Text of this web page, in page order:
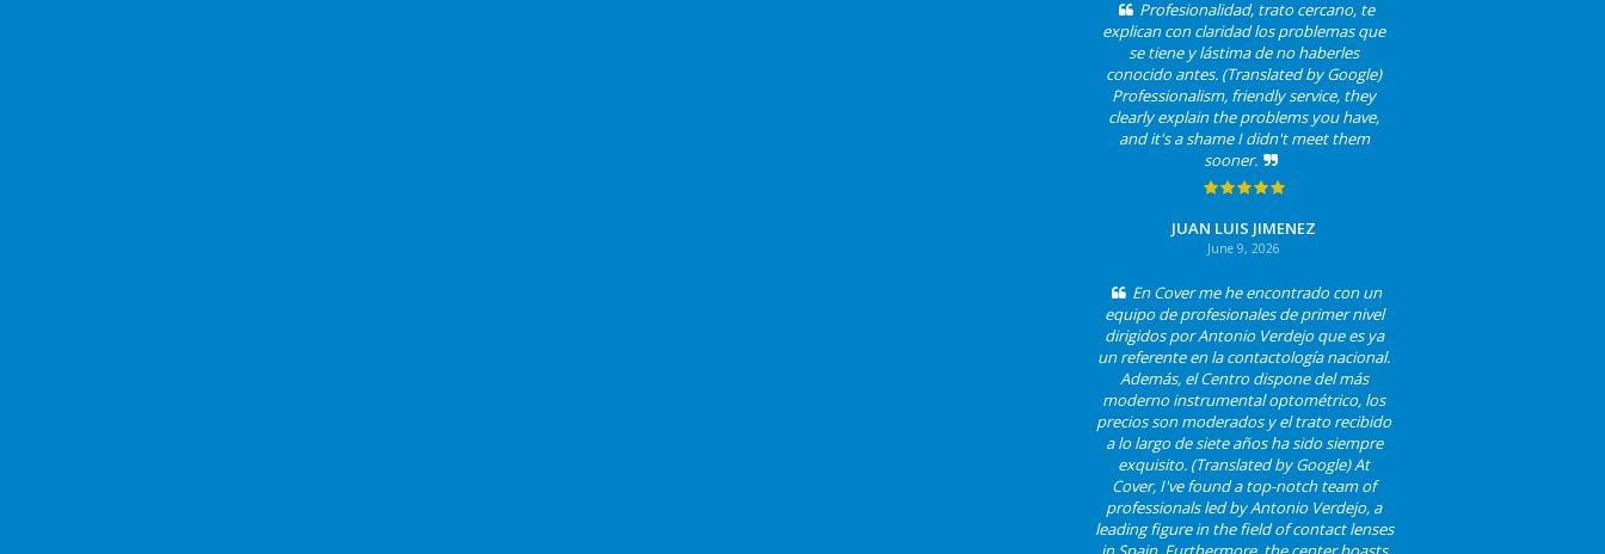
Profesionalidad, trato cercano, te
explican con claridad los problemas que
se tiene y lástima de no haberles
conocido antes. (Translated by Google)
Professionalism, friendly service, they
clearly explain the problems you have,
and it's a shame I didn't meet them
sooner.
JUAN LUIS JIMENEZ
June 9, 2026
En Cover me he encontrado con un
equipo de profesionales de primer nivel
dirigidos por Antonio Verdejo que es ya
un referente en la contactología nacional.
Además, el Centro dispone del más
moderno instrumental optométrico, los
precios son moderados y el trato recibido
a lo largo de siete años ha sido siempre
exquisito. (Translated by Google) At
Cover, I've found a top-notch team of
professionals led by Antonio Verdejo, a
leading figure in the field of contact lenses